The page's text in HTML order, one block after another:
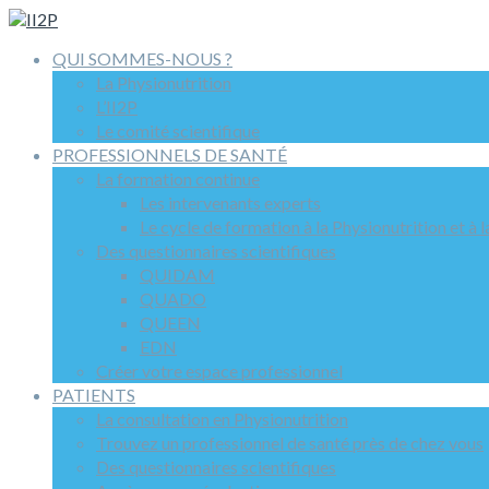
QUI SOMMES-NOUS ?
La Physionutrition
L’II2P
Le comité scientifique
PROFESSIONNELS DE SANTÉ
La formation continue
Les intervenants experts
Le cycle de formation à la Physionutrition et à
Des questionnaires scientifiques
QUIDAM
QUADO
QUEEN
EDN
Créer votre espace professionnel
PATIENTS
La consultation en Physionutrition
Trouvez un professionnel de santé près de chez vous
Des questionnaires scientifiques